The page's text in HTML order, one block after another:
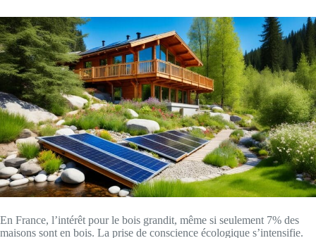
En France, l’intérêt pour le bois grandit, même si seulement 7% des
maisons sont en bois. La prise de conscience écologique s’intensifie.